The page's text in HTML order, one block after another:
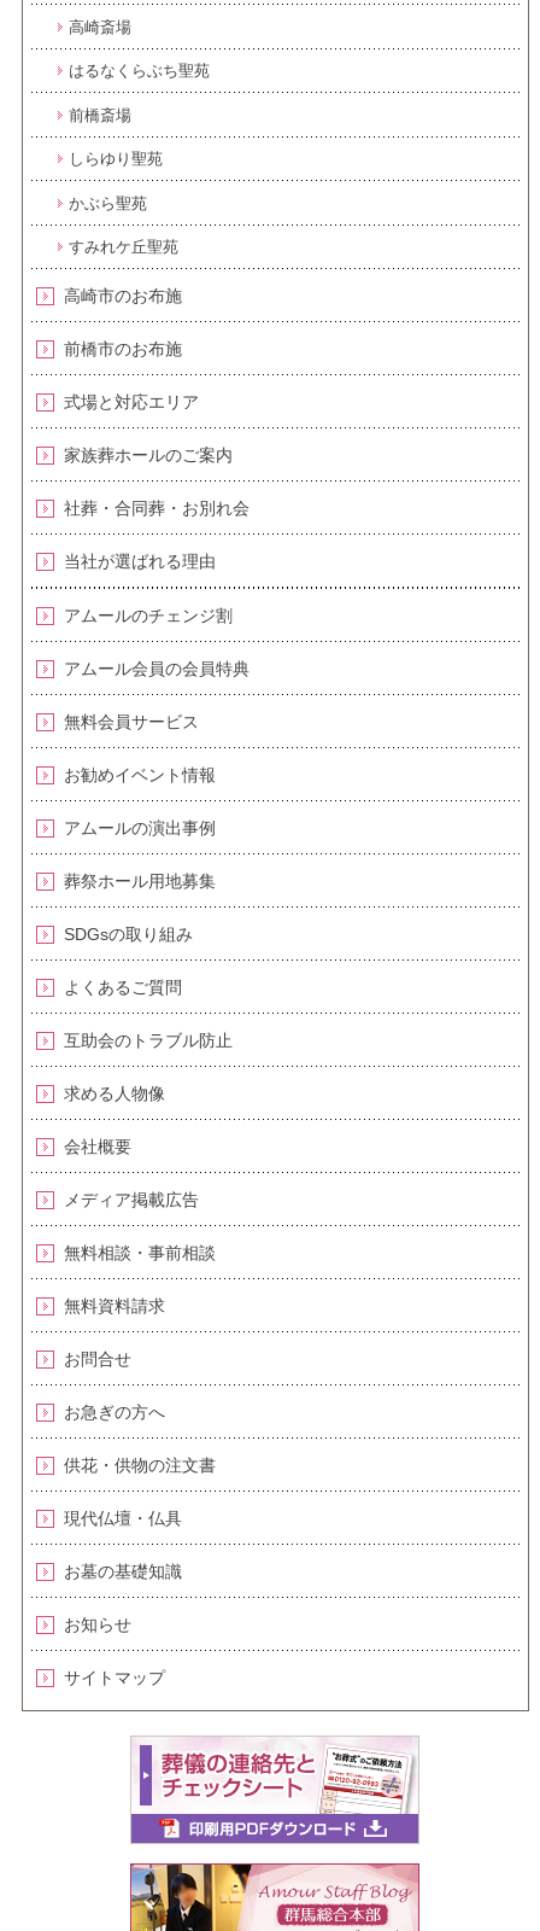
高崎斎場
はるなくらぶち聖苑
前橋斎場
しらゆり聖苑
かぶら聖苑
すみれケ丘聖苑
高崎市のお布施
前橋市のお布施
式場と対応エリア
家族葬ホールのご案内
社葬・合同葬・お別れ会
当社が選ばれる理由
アムールのチェンジ割
アムール会員の会員特典
無料会員サービス
お勧めイベント情報
アムールの演出事例
葬祭ホール用地募集
SDGsの取り組み
よくあるご質問
互助会のトラブル防止
求める人物像
会社概要
メディア掲載広告
無料相談・事前相談
無料資料請求
お問合せ
お急ぎの方へ
供花・供物の注文書
現代仏壇・仏具
お墓の基礎知識
お知らせ
サイトマップ